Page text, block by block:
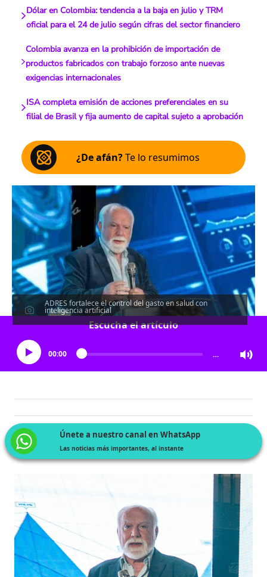
Dólar en Colombia: tendencia a la baja en julio y TRM
oficial para el 24 de julio según cifras del sector financiero
Colombia avanza en la prohibición de importación de
productos fabricados con trabajo forzoso ante nuevas
exigencias internacionales
ISA completa emisión de acciones preferenciales en su
filial de Brasil y fija aumento de capital sujeto a aprobación
¿De afán?Te lo resumimos
ADRES fortalece el control del gasto en salud con
inteligencia artificial
Escucha el artículo
00:00 …
Únete a nuestro canal en WhatsApp
Las noticias más importantes, al instante